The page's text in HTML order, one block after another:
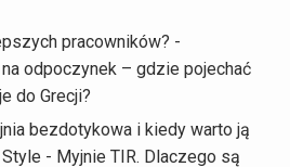
pracowników? -
odpoczynek – gdzie pojechać
do Grecji?
bezdotykowa i kiedy warto ją
- Myjnie TIR. Dlaczego są